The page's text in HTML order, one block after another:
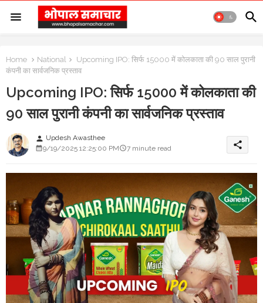
Home National
Upcoming IPO: सिर्फ 15000 में कोलकाता की 90 साल पुरानी
कंपनी का सार्वजनिक प्रस्ताव
Upcoming IPO: सिर्फ 15000 में कोलकाता की
90 साल पुरानी कंपनी का सार्वजनिक प्रस्ताव
person Updesh Awasthee
9/19/2025 12:25:00 PM
7 minute read share